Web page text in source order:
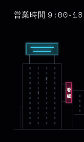
営業時間 9:00-
看板